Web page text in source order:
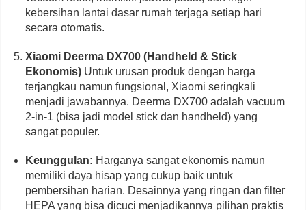
kebersihan lantai dasar rumah terjaga setiap hari
secara otomatis.
Xiaomi Deerma DX700 (Handheld & Stick
Ekonomis) Untuk urusan produk dengan harga
terjangkau namun fungsional, Xiaomi seringkali
menjadi jawabannya. Deerma DX700 adalah vacuum
2-in-1 (bisa jadi model stick dan handheld) yang
sangat populer.
Keunggulan: Harganya sangat ekonomis namun
memiliki daya hisap yang cukup baik untuk
pembersihan harian. Desainnya yang ringan dan filter
HEPA yang bisa dicuci menjadikannya pilihan praktis